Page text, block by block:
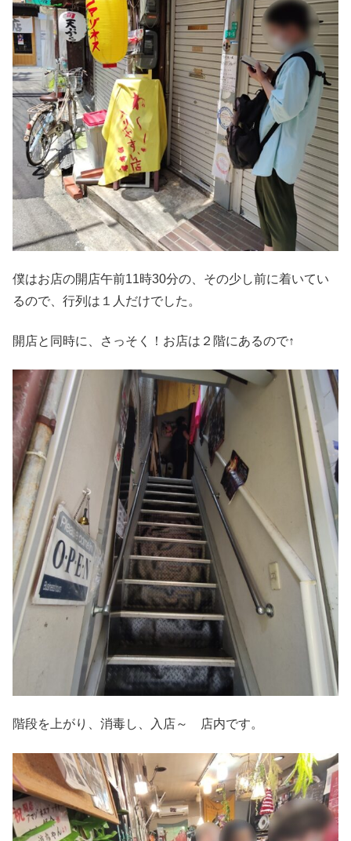
僕はお店の開店午前11時30分の、その少し前に着いてい
るので、行列は１人だけでした。
開店と同時に、さっそく！お店は２階にあるので↑
階段を上がり、消毒し、入店～ 店内です。